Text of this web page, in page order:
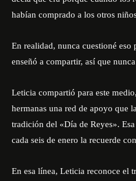
habían comprado a los otros
En realidad, nunca cuestioné eso
enseñó a compartir, así que
Leticia compartió para este
hermanas una red de apoyo que
tradición del «Día de Reyes».
cada seis de enero la recuerde
En esa línea, Leticia reconoce el